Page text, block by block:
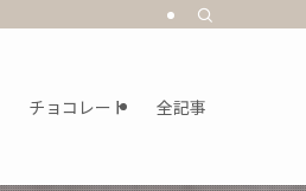
チョコレート 全記事